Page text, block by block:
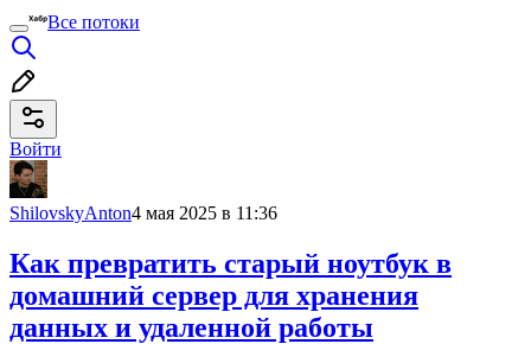
Все потоки
Войти
ShilovskyAnton4 мая 2025 в 11:36
Как превратить старый ноутбук в
домашний сервер для хранения
данных и удаленной работы